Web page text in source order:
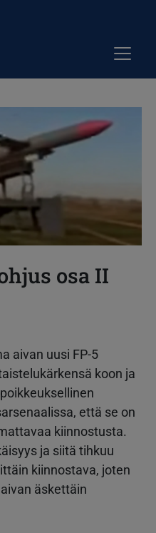
haku
osa II
aivan uusi FP-5
koon ja
että se on
kiinnostusta.
ja siitä tihkuu
kiinnostava, joten
äskettäin